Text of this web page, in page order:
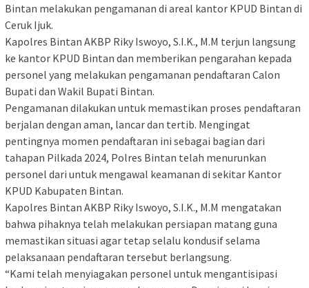
Bintan melakukan pengamanan di areal kantor KPUD Bintan di
Ceruk Ijuk.
Kapolres Bintan AKBP Riky Iswoyo, S.I.K., M.M terjun langsung
ke kantor KPUD Bintan dan memberikan pengarahan kepada
personel yang melakukan pengamanan pendaftaran Calon
Bupati dan Wakil Bupati Bintan.
Pengamanan dilakukan untuk memastikan proses pendaftaran
berjalan dengan aman, lancar dan tertib. Mengingat
pentingnya momen pendaftaran ini sebagai bagian dari
tahapan Pilkada 2024, Polres Bintan telah menurunkan
personel dari untuk mengawal keamanan di sekitar Kantor
KPUD Kabupaten Bintan.
Kapolres Bintan AKBP Riky Iswoyo, S.I.K., M.M mengatakan
bahwa pihaknya telah melakukan persiapan matang guna
memastikan situasi agar tetap selalu kondusif selama
pelaksanaan pendaftaran tersebut berlangsung.
“Kami telah menyiagakan personel untuk mengantisipasi